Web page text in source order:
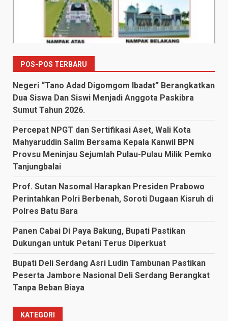
POS-POS TERBARU
Negeri “Tano Adad Digomgom Ibadat” Berangkatkan
Dua Siswa Dan Siswi Menjadi Anggota Paskibra
Sumut Tahun 2026.
Percepat NPGT dan Sertifikasi Aset, Wali Kota
Mahyaruddin Salim Bersama Kepala Kanwil BPN
Provsu Meninjau Sejumlah Pulau-Pulau Milik Pemko
Tanjungbalai
Prof. Sutan Nasomal Harapkan Presiden Prabowo
Perintahkan Polri Berbenah, Soroti Dugaan Kisruh di
Polres Batu Bara
Panen Cabai Di Paya Bakung, Bupati Pastikan
Dukungan untuk Petani Terus Diperkuat
Bupati Deli Serdang Asri Ludin Tambunan Pastikan
Peserta Jambore Nasional Deli Serdang Berangkat
Tanpa Beban Biaya
KATEGORI